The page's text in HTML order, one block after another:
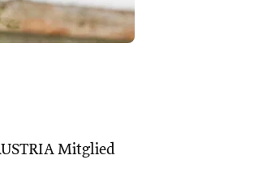
Mitglied